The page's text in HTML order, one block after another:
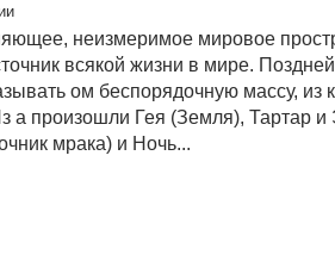
неизмеримое мировое
всякой жизни в мире.
ом беспорядочную массу, из
а произошли Гея (Земля), Тартар и
мрака) и Ночь...